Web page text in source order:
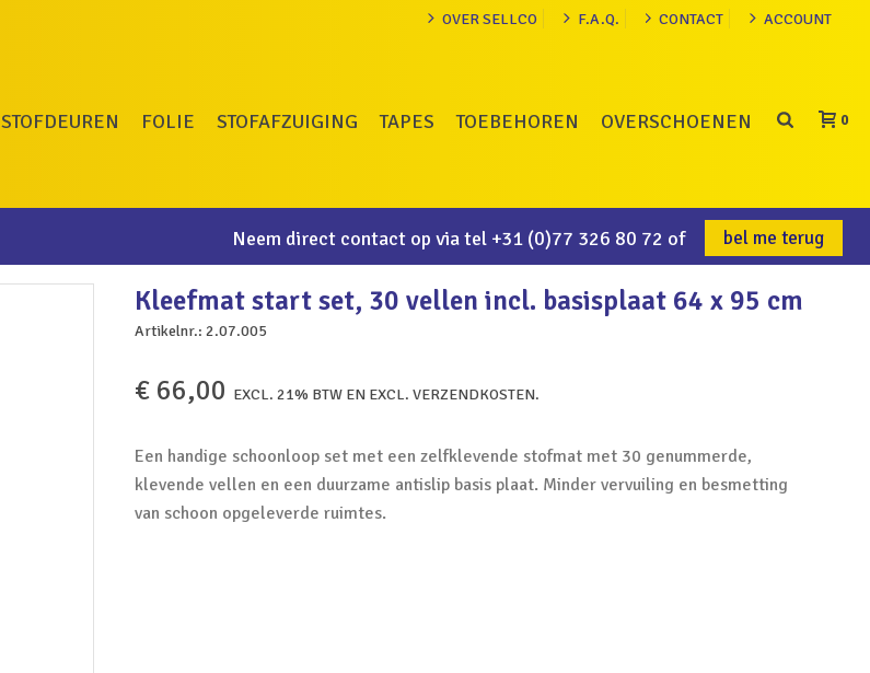
OVER SELLCO F.A.Q. CONTACT ACCOUNT
STOFDEUREN FOLIE STOFAFZUIGING TAPES TOEBEHOREN OVERSCHOENEN 0
Neem direct contact op via tel +31 (0)77 326 80 72 of bel me terug
Kleefmat start set, 30 vellen incl. basisplaat 64 x 95 cm
Artikelnr.: 2.07.005
€ 66,00 EXCL. 21% BTW EN EXCL. VERZENDKOSTEN.
Een handige schoonloop set met een zelfklevende stofmat met 30 genummerde,
klevende vellen en een duurzame antislip basis plaat. Minder vervuiling en besmetting
van schoon opgeleverde ruimtes.